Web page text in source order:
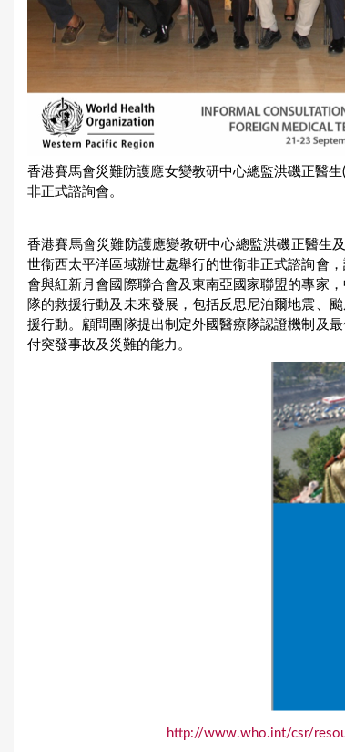
香港賽馬會災難防護應女變教研中心總監洪磯正醫
非正式諮詢會。
香港賽馬會災難防護應變教研中心總監洪磯正醫生
世衞西太平洋區域辦世處舉行的世衞非正式諮詢會
會與紅新月會國際聯合會及東南亞國家聯盟的專家
隊的救援行動及未來發展，包括反思尼泊爾地震、
援行動。顧問團隊提出制定外國醫療隊認證機制及
付突發事故及災難的能力。
http://www.who.int/csr/